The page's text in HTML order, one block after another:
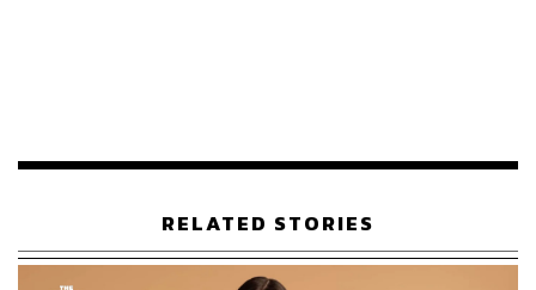
ประสบการณ์อย่าง Pinpin (ปวีณ วงษ์รัตน์) ที่เคยร่วมงา
นกับเบ็คกี้ในซิงเกิลCheeveeเพลงประกอบซีรีส์ปิ่นภักดิ์
RELATED STORIES